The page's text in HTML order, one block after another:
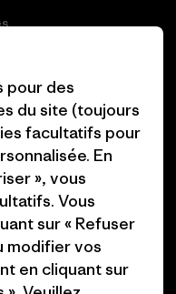
media
d’affiliation
Luxembourg Plan du
pour des
du site (toujours
facultatifs pour
En
», vous
Vous
sur « Refuser
modifier vos
en cliquant sur